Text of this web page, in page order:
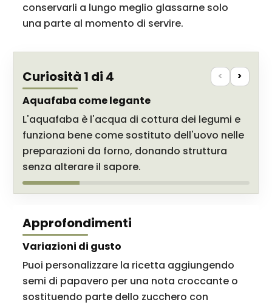
conservarli a lungo meglio glassarne solo
una parte al momento di servire.
Curiosità 1 di 4 < >
Aquafaba come legante
L'aquafaba è l'acqua di cottura dei legumi e
funziona bene come sostituto dell'uovo nelle
preparazioni da forno, donando struttura
senza alterare il sapore.
Approfondimenti
Variazioni di gusto
Puoi personalizzare la ricetta aggiungendo
semi di papavero per una nota croccante o
sostituendo parte dello zucchero con